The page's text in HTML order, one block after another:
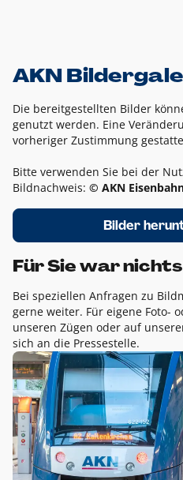
AKN
Die bereitgestellten Bilder
genutzt werden. Eine
vorheriger Zustimmung
Bitte verwenden Sie bei der
Bildnachweis: © AKN
Bilder
Für Sie war
Bei speziellen Anfragen zu
gerne weiter. Für eigene Foto-
unseren Zügen oder auf
sich an die Pressestelle.